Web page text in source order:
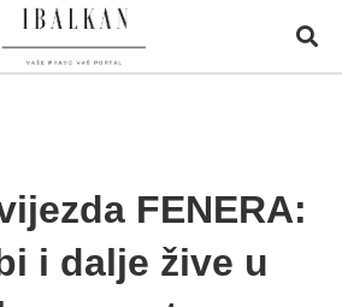
FENERA:
i dalje žive u